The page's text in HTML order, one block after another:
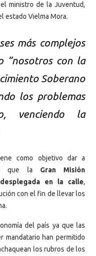
ministro de la Juventud,
estado Vielma Mora.
más complejos
“nosotros con la
Soberano
los problemas
venciendo la
como objetivo dar a
que la Gran Misión
en la calle,
con el fin de llevar los
del país ya que las
mandatario han permitido
los rubros de los